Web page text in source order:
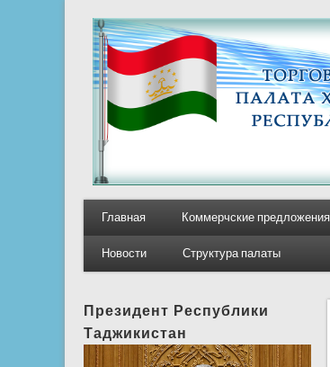
Главная Коммерчские
Новости Структура палаты
Президент Республики
Таджикистан